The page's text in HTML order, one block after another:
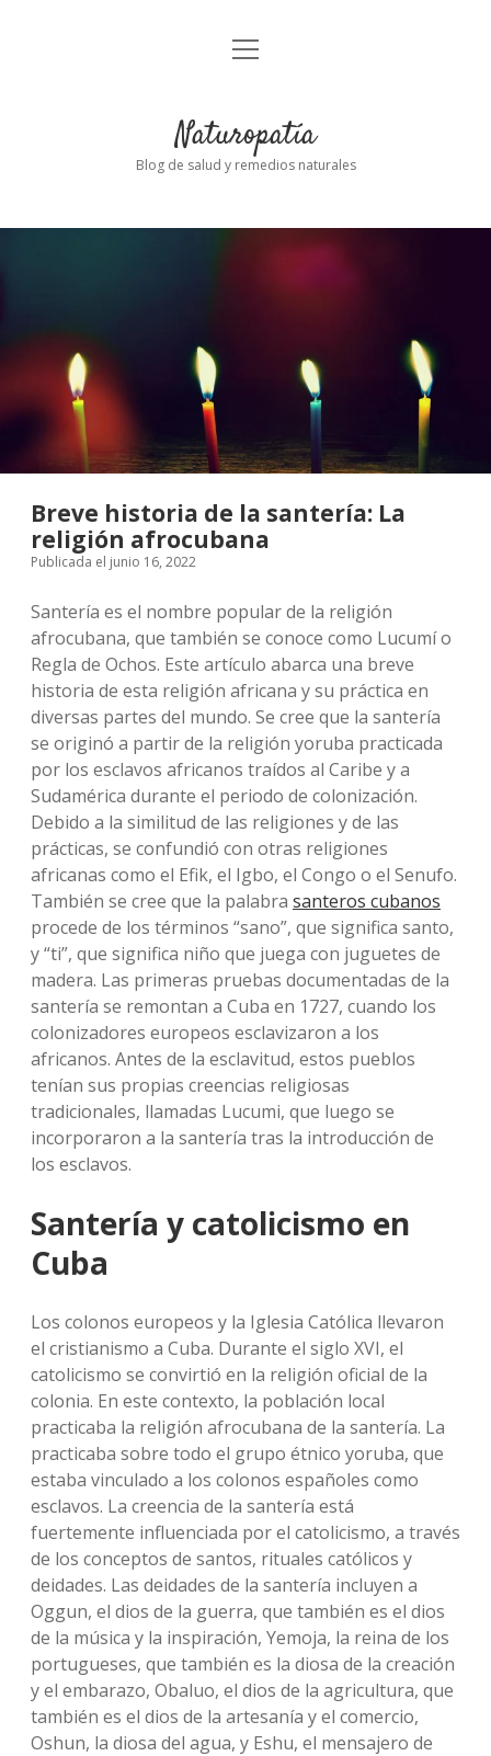
Inicio
abrir
Naturopatía
Blog de salud y remedios naturales
Breve historia de la santería: La
religión afrocubana
Publicada el junio 16, 2022
Santería es el nombre popular de la religión
afrocubana, que también se conoce como Lucumí o
Regla de Ochos. Este artículo abarca una breve
historia de esta religión africana y su práctica en
diversas partes del mundo. Se cree que la santería
se originó a partir de la religión yoruba practicada
por los esclavos africanos traídos al Caribe y a
Sudamérica durante el periodo de colonización.
Debido a la similitud de las religiones y de las
prácticas, se confundió con otras religiones
africanas como el Efik, el Igbo, el Congo o el Senufo.
También se cree que la palabra santeros cubanos
procede de los términos “sano”, que significa santo,
y “ti”, que significa niño que juega con juguetes de
madera. Las primeras pruebas documentadas de la
santería se remontan a Cuba en 1727, cuando los
colonizadores europeos esclavizaron a los
africanos. Antes de la esclavitud, estos pueblos
tenían sus propias creencias religiosas
tradicionales, llamadas Lucumi, que luego se
incorporaron a la santería tras la introducción de
los esclavos.
Santería y catolicismo en
Cuba
Los colonos europeos y la Iglesia Católica llevaron
el cristianismo a Cuba. Durante el siglo XVI, el
catolicismo se convirtió en la religión oficial de la
colonia. En este contexto, la población local
practicaba la religión afrocubana de la santería. La
practicaba sobre todo el grupo étnico yoruba, que
estaba vinculado a los colonos españoles como
esclavos. La creencia de la santería está
fuertemente influenciada por el catolicismo, a través
de los conceptos de santos, rituales católicos y
deidades. Las deidades de la santería incluyen a
Oggun, el dios de la guerra, que también es el dios
de la música y la inspiración, Yemoja, la reina de los
portugueses, que también es la diosa de la creación
y el embarazo, Obaluo, el dios de la agricultura, que
también es el dios de la artesanía y el comercio,
Oshun, la diosa del agua, y Eshu, el mensajero de